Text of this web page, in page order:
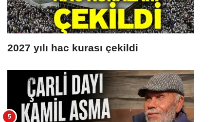
2027 yılı hac kurası çekildi